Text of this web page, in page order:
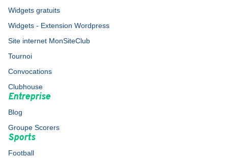
Widgets gratuits
Widgets - Extension Wordpress
Site internet MonSiteClub
Tournoi
Convocations
Clubhouse
Entreprise
Blog
Groupe Scorers
Sports
Football